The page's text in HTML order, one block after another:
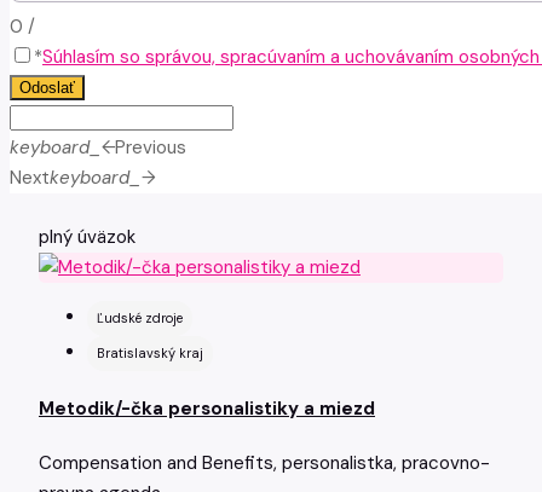
0 /
*Súhlasím so správou, spracúvaním a uchovávaním
Odoslať
keyboard_arrow_leftPrevious
Nextkeyboard_arrow_right
plný úväzok
Ľudské zdroje
Bratislavský kraj
Metodik/-čka personalistiky a miezd
Compensation and Benefits, personalistka, pracovno-